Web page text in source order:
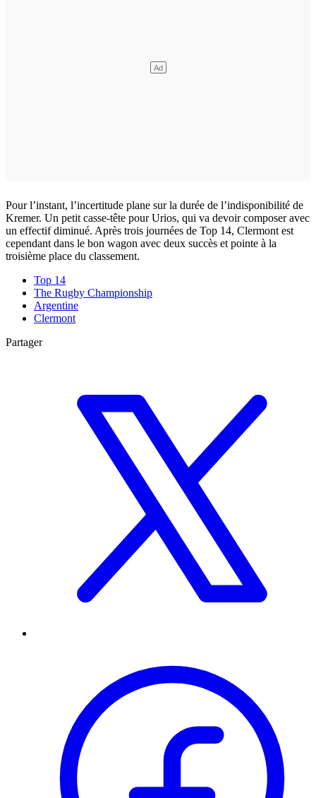
Pour l’instant, l’incertitude plane sur la durée de l’indisponibilité de
Kremer. Un petit casse-tête pour Urios, qui va devoir composer avec
un effectif diminué. Après trois journées de Top 14, Clermont est
cependant dans le bon wagon avec deux succès et pointe à la
troisième place du classement.
Top 14
The Rugby Championship
Argentine
Clermont
Partager